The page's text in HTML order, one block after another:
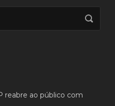
reabre ao público com